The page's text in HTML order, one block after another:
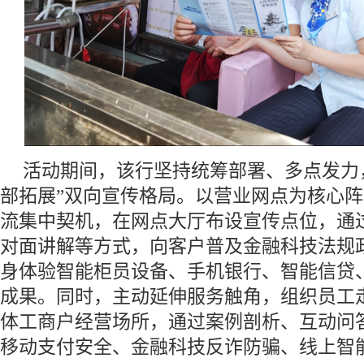
活动期间，该行坚持统筹部署、多点发
部拓展”双向宣传格局。以营业网点为核心
流集中契机，在网点大厅布设宣传点位，通
对面讲解等方式，向客户普及金融科技法规
身体验智能柜员设备、手机银行、智能信贷
成果。同时，主动延伸服务触角，组织员工
体工商户经营场所，通过案例剖析、互动问
移动支付安全、金融科技反诈防骗、线上智